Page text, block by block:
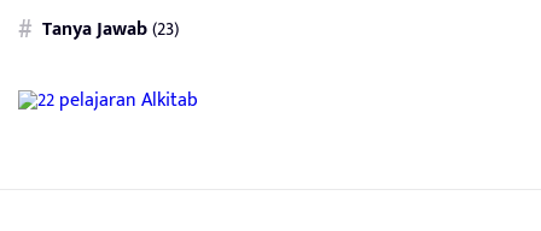
Tanya Jawab(23)